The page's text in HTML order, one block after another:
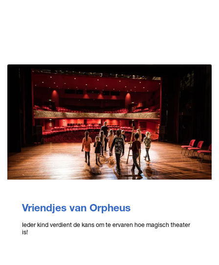
Vriendjes van Orpheus
Ieder kind verdient de kans om te ervaren hoe magisch theater
is!